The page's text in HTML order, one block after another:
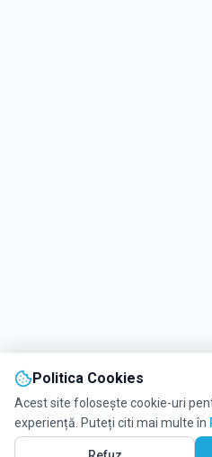
Politica Cookies
Acest site folosește cookie-uri
experiență. Puteți citi mai multe în